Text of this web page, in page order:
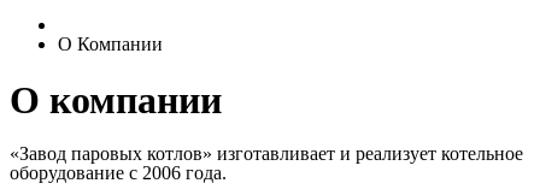
О Компании
О компании
«Завод паровых котлов» изготавливает и реализует котельное
оборудование с 2006 года.